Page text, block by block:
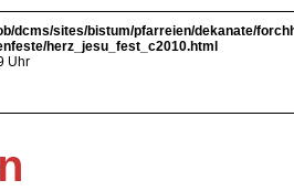
dcms/sites/bistum/pfarreien/dekanate/
herz_jesu_fest_c2010.html
Uhr